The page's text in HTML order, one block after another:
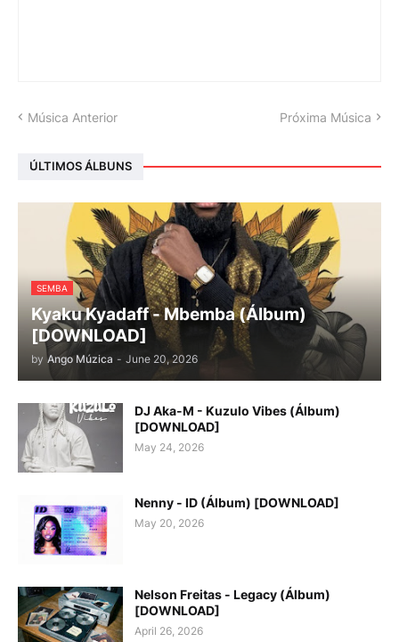
Música Anterior Próxima Música
ÚLTIMOS ÁLBUNS
SEMBA
Kyaku Kyadaff - Mbemba (Álbum)
[DOWNLOAD]
by Ango Múzica - June 20, 2026
DJ Aka-M - Kuzulo Vibes (Álbum)
[DOWNLOAD]
May 24, 2026
Nenny - ID (Álbum) [DOWNLOAD]
May 20, 2026
Nelson Freitas - Legacy (Álbum)
[DOWNLOAD]
April 26, 2026